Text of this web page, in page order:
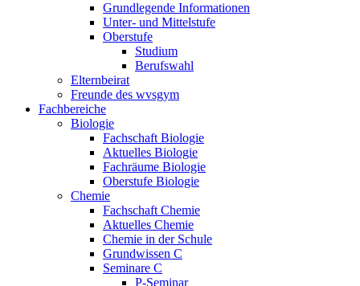
Grundlegende Informationen
Unter- und Mittelstufe
Oberstufe
Studium
Berufswahl
Elternbeirat
Freunde des wvsgym
Fachbereiche
Biologie
Fachschaft Biologie
Aktuelles Biologie
Fachräume Biologie
Oberstufe Biologie
Chemie
Fachschaft Chemie
Aktuelles Chemie
Chemie in der Schule
Grundwissen C
Seminare C
P-Seminar